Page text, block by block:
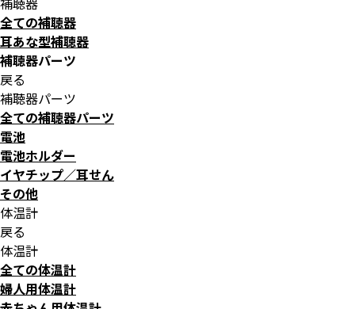
全ての補聴器
耳あな型補聴器
補聴器パーツ
戻る
補聴器パーツ
全ての補聴器パーツ
電池
電池ホルダー
イヤチップ／耳せん
その他
体温計
戻る
体温計
全ての体温計
婦人用体温計